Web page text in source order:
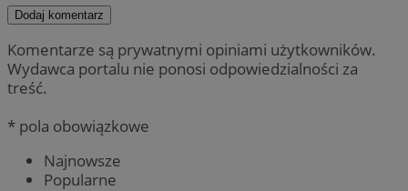
Dodaj komentarz
Komentarze są prywatnymi opiniami użytkowników.
Wydawca portalu nie ponosi odpowiedzialności za
treść.
* pola obowiązkowe
Najnowsze
Popularne